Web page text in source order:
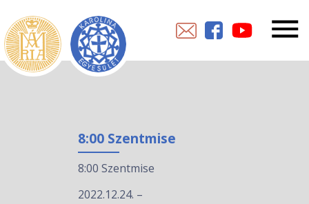
8:00 Szentmise
8:00 Szentmise
2022.12.24. –